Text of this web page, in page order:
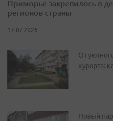
Приморье закрепилось в
регионов страны
17.07.2026
От
курорта:
Новый